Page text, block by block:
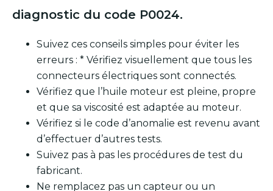
diagnostic du code P0024.
Suivez ces conseils simples pour éviter les
erreurs : * Vérifiez visuellement que tous les
connecteurs électriques sont connectés.
Vérifiez que l’huile moteur est pleine, propre
et que sa viscosité est adaptée au moteur.
Vérifiez si le code d’anomalie est revenu avant
d’effectuer d’autres tests.
Suivez pas à pas les procédures de test du
fabricant.
Ne remplacez pas un capteur ou un